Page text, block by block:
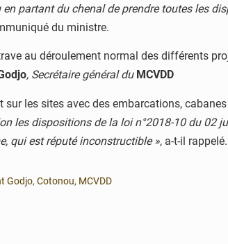
en partant du chenal de prendre toutes les
du ministre.
au déroulement normal des différents
, Secrétaire général du MCVDD
sur les sites avec des embarcations,
les dispositions de la loi n°2018-10 du 02
qui est réputé inconstructible », a-t-il rappelé.
Godjo, Cotonou, MCVDD